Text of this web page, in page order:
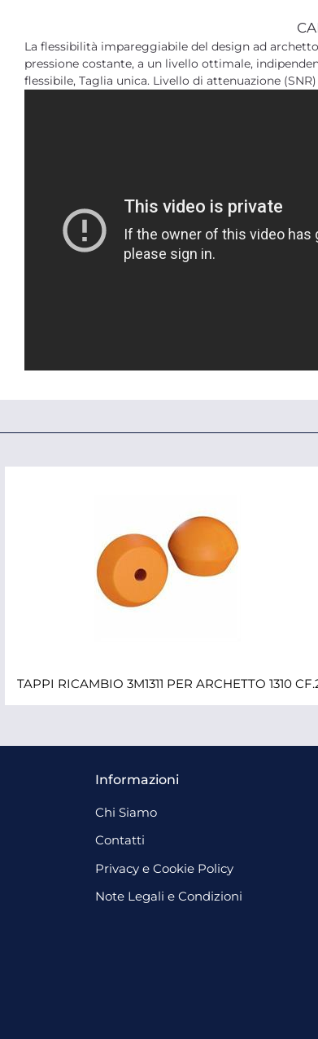
La flessibilità impareggiabile del design ad
pressione costante, a un livello ottimale,
flessibile,‎ Taglia unica. Livello di attenuazione
Informazioni
Chi Siamo
Contatti
Privacy e Cookie Policy
Note Legali e Condizioni